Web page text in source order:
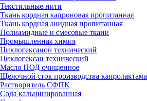
Текстильные нити
Ткань кордная капроновая пропитанная
Ткань кордная анидная пропитанная
Полиамидные и смесовые ткани
Промышленная химия
Циклогексанон технический
Циклогексан технический
Масло ПОД очищенное
Щелочной сток производства капролактама
Растворитель СФПК
Сода кальцинированная